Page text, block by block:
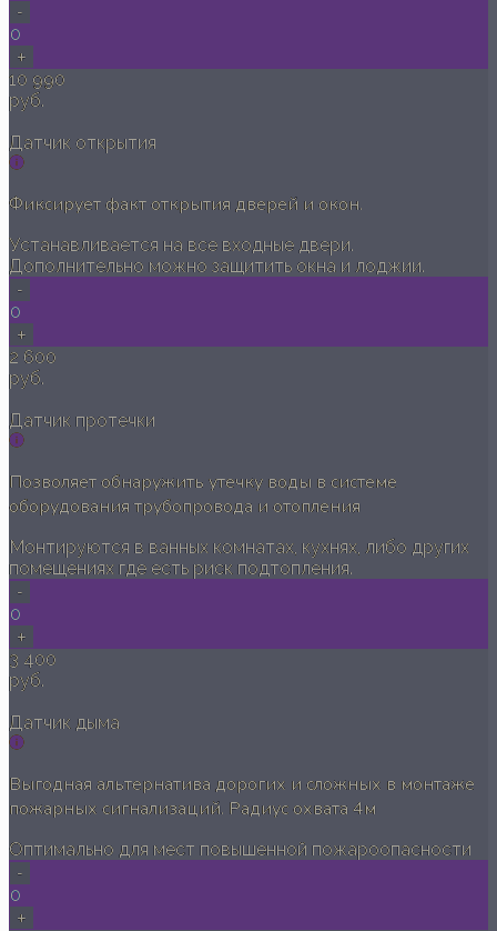
-
0
+
10 990
руб.
Датчик открытия
Фиксирует факт открытия дверей и окон.
Устанавливается на все входные двери.
Дополнительно можно защитить окна и лоджии.
-
0
+
2 600
руб.
Датчик протечки
Позволяет обнаружить утечку воды в системе
оборудования трубопровода и отопления
Монтируются в ванных комнатах, кухнях, либо других
помещениях где есть риск подтопления.
-
0
+
3 400
руб.
Датчик дыма
Выгодная альтернатива дорогих и сложных в монтаже
пожарных сигнализаций. Радиус охвата 4м
Оптимально для мест повышенной пожароопасности
-
0
+